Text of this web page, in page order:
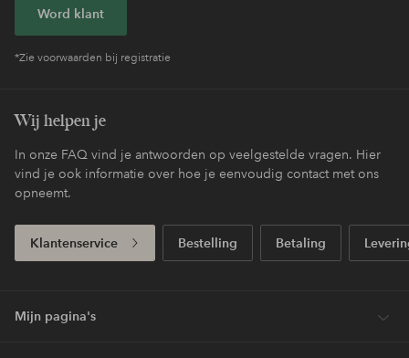
Word klant
*Zie voorwaarden bij registratie
Wij helpen je
In onze FAQ vind je antwoorden op veelgestelde vragen. Hier
vind je ook informatie over hoe je eenvoudig contact met ons
opneemt.
Klantenservice Bestelling Betaling
Mijn pagina's